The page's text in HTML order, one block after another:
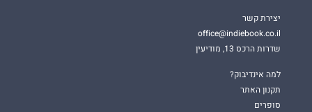
באינסטגרם שמעלים "משפטים לחיים".
עם הזמן החלטתי שאני רוצה לקרוא ספרים העוסקים ברגשות. ספרים
שנוצרו מקטעים ושלא קוראים אותם בבת אחת.
הכתבים האלה נגעו לליבי. החלטתי שאני רוצה להיות גם מי שנוגעת
בלבבות של אחרים.
יצירת קשר
office@indiebook.co.il
שדרות הרכס 13, מודיעין
למה אינדיבוק?
תקנון האתר
סופרים